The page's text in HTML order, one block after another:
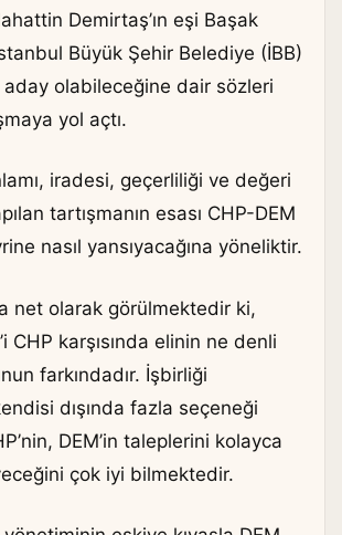
Demirtaş’ın eşi Başak
Büyük Şehir Belediye (İBB)
aday olabileceğine dair sözleri
yol açtı.
iradesi, geçerliliği ve değeri
tartışmanın esası CHP-DEM
nasıl yansıyacağına yöneliktir.
net olarak görülmektedir ki,
CHP karşısında elinin ne denli
farkındadır. İşbirliği
dışında fazla seçeneği
DEM’in taleplerini kolayca
çok iyi bilmektedir.